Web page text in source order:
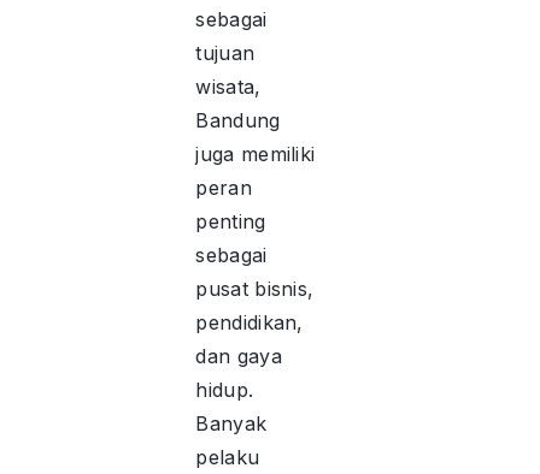
sebagai
tujuan
wisata,
Bandung
juga memiliki
peran
penting
sebagai
pusat bisnis,
pendidikan,
dan gaya
hidup.
Banyak
pelaku